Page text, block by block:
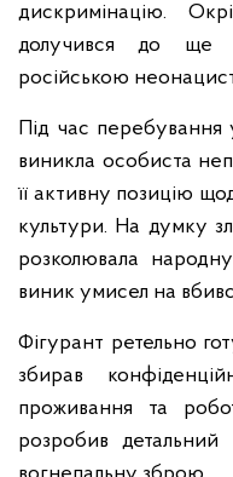
дискримінацію.
долучився до ще
російською
Під час перебування
виникла особиста
її активну позицію
культури. На думку
розколювала
виник умисел на
Фігурант ретельно
збирав
проживання та
розробив детальний